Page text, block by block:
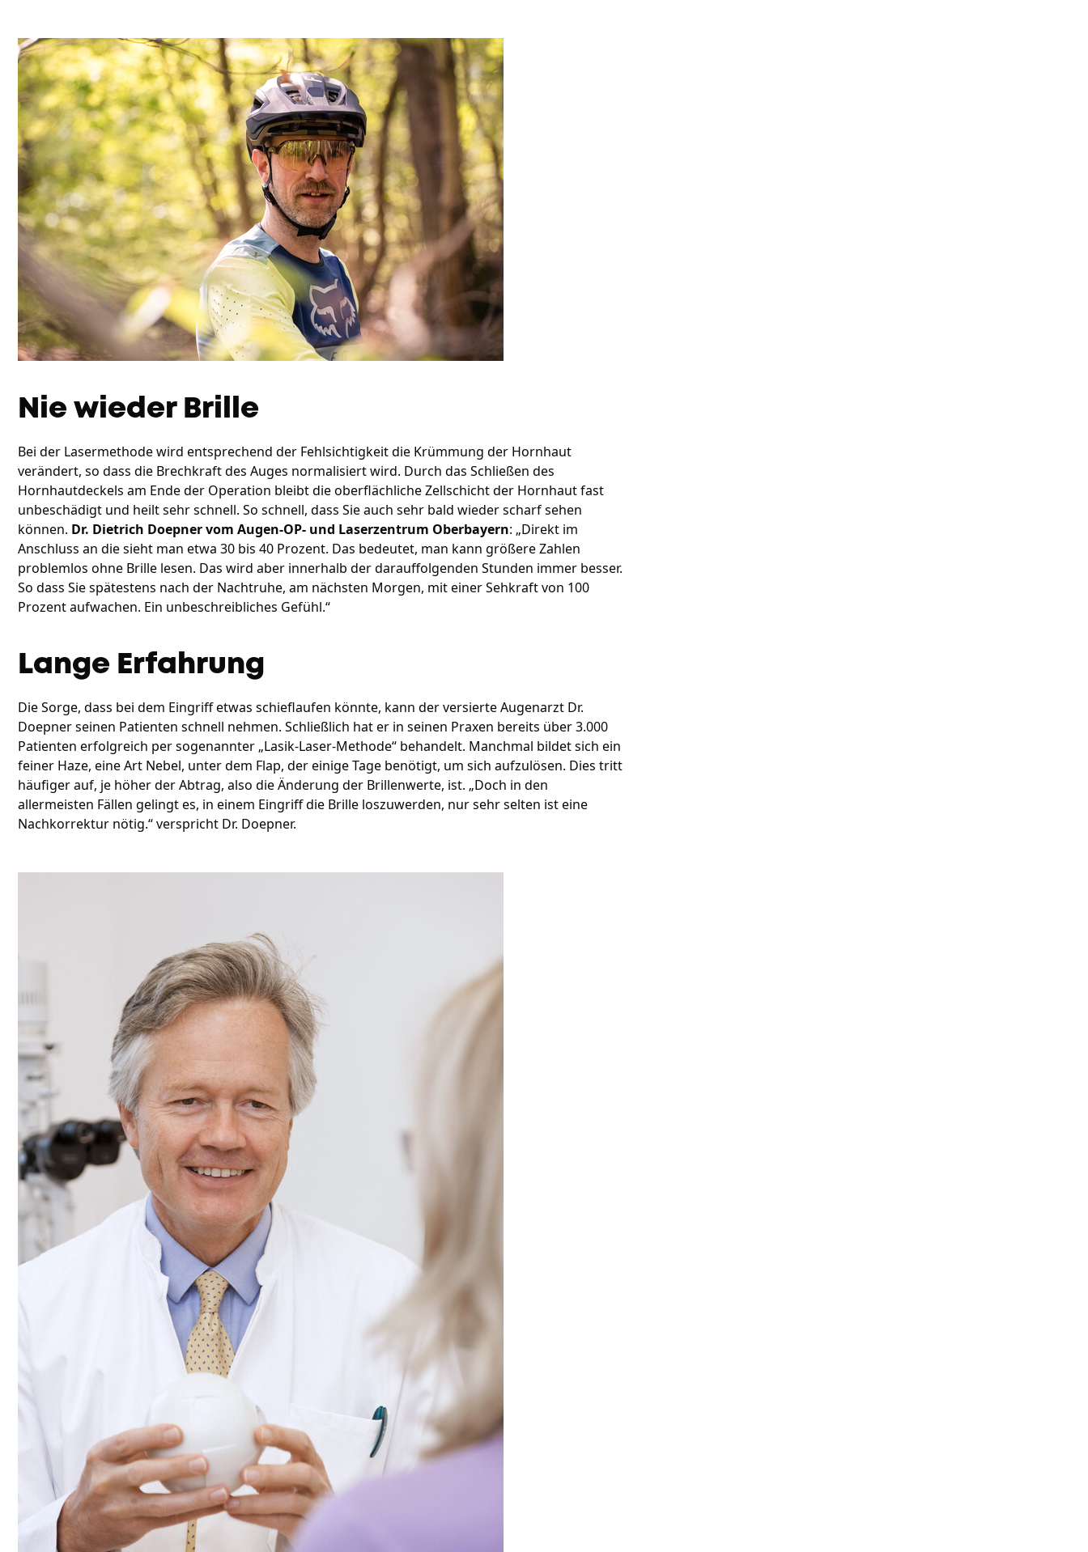
Nie wieder Brille
Bei der Lasermethode wird entsprechend der Fehlsichtigkeit die Krümmung der Hornhaut
verändert, so dass die Brechkraft des Auges normalisiert wird. Durch das Schließen des
Hornhautdeckels am Ende der Operation bleibt die oberflächliche Zellschicht der Hornhaut fast
unbeschädigt und heilt sehr schnell. So schnell, dass Sie auch sehr bald wieder scharf sehen
können. Dr. Dietrich Doepner vom Augen-OP- und Laserzentrum Oberbayern: „Direkt im
Anschluss an die sieht man etwa 30 bis 40 Prozent. Das bedeutet, man kann größere Zahlen
problemlos ohne Brille lesen. Das wird aber innerhalb der darauffolgenden Stunden immer besser.
So dass Sie spätestens nach der Nachtruhe, am nächsten Morgen, mit einer Sehkraft von 100
Prozent aufwachen. Ein unbeschreibliches Gefühl.“
Lange Erfahrung
Die Sorge, dass bei dem Eingriff etwas schieflaufen könnte, kann der versierte Augenarzt Dr.
Doepner seinen Patienten schnell nehmen. Schließlich hat er in seinen Praxen bereits über 3.000
Patienten erfolgreich per sogenannter „Lasik-Laser-Methode“ behandelt. Manchmal bildet sich ein
feiner Haze, eine Art Nebel, unter dem Flap, der einige Tage benötigt, um sich aufzulösen. Dies tritt
häufiger auf, je höher der Abtrag, also die Änderung der Brillenwerte, ist. „Doch in den
allermeisten Fällen gelingt es, in einem Eingriff die Brille loszuwerden, nur sehr selten ist eine
Nachkorrektur nötig.“ verspricht Dr. Doepner.